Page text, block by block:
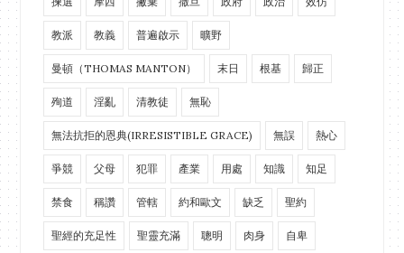
教派 教義 普遍啟示 曠野
曼頓（THOMAS MANTON） 末日 根基 歸正
殉道 淫亂 清教徒 無恥
無法抗拒的恩典(IRRESISTIBLE GRACE) 無誤 熱心
爭競 父母 犯罪 產業 用處 知識 知足
禁食 稱讚 管轄 約和歐文 缺乏 聖約
聖經的充足性 聖靈充滿 聰明 肉身 自卑